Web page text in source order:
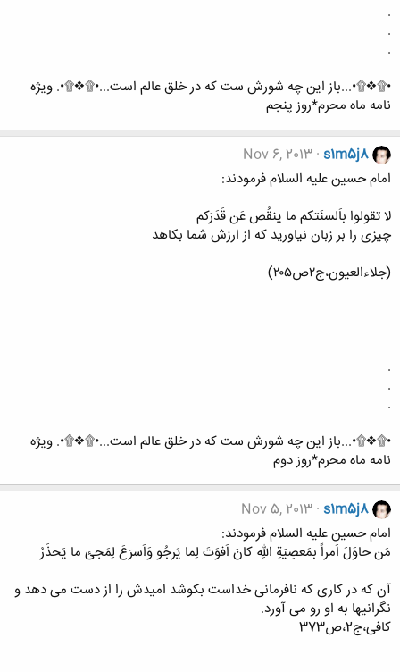
.
.
.
•۩❖۩•...باز این چه شورش ست که در خلق عالم است...•۩❖۩•. ویژه
نامه ماه محرم*روز پنجم
s1m5j8
Nov 6, 2013
امام حسین علیه السلام فرمودند:
لا تقولوا باَلسنَتکم ما ینقُص عَن قَدَرَکم
چیزى را بر زبان نیاورید که از ارزش شما بکاهد
(جلاءالعیون،ج۲ص۲۰۵)
.
.
.
•۩❖۩•...باز این چه شورش ست که در خلق عالم است...•۩❖۩•. ویژه
نامه ماه محرم*روز دوم
s1m5j8
Nov 5, 2013
امام حسین علیه السلام فرمودند:
مَن حاوَلَ اَمراً بمَعصِیَةِ اللهِ کانَ اَفوَتَ لِما یَرجُو وَاَسرَعَ لِمَجئ ما یَحذَرُ
آن که در کاری که نافرمانی خداست بکوشد امیدش را از دست می دهد و
نگرانیها به او رو می آورد.
کافی،ج2،ص373